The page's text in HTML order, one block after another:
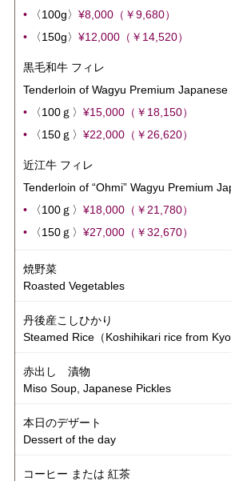
•〈100g〉 ¥8,000（￥9,680）
•〈150g〉 ¥12,000（￥14,520）
黒毛和牛 フィレ
Tenderloin of Wagyu Premium Japanese
•〈100ｇ〉 ¥15,000（￥18,150）
•〈150ｇ〉 ¥22,000（￥26,620）
近江牛 フィレ
Tenderloin of “Ohmi” Wagyu Premium
•〈100ｇ〉 ¥18,000（￥21,780）
•〈150ｇ〉 ¥27,000（￥32,670）
焼野菜
Roasted Vegetables
丹後産こしひかり
Steamed Rice（Koshihikari rice from
赤出し 漬物
Miso Soup, Japanese Pickles
本日のデザート
Dessert of the day
コーヒー または 紅茶